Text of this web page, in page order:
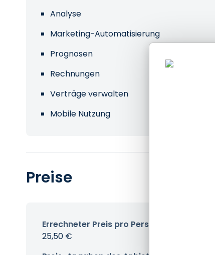
Analyse
Marketing-Automatisierung
Prognosen
Rechnungen
Verträge verwalten
Mobile Nutzung
Preise
Errechneter Preis pro Person & Monat
25,50 €